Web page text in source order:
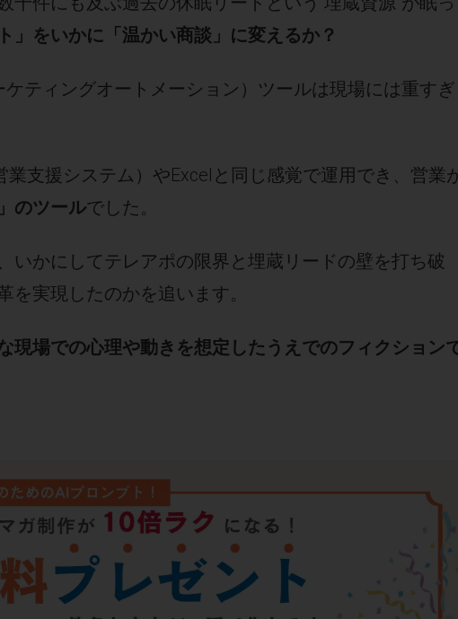
」をいかに「温かい商談」に変えるか？
ティングオートメーション）ツールは現場には重すぎ
業支援システム）やExcelと同じ感覚で運用でき、営業
のツールでした。
いかにしてテレアポの限界と埋蔵リードの壁を打ち破
を実現したのかを追います。
現場での心理や動きを想定したうえでのフィクション